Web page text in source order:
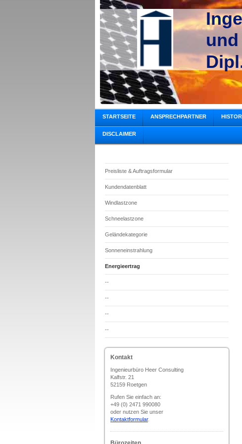
STARTSEITE ANSPRECHPARTNER
DISCLAIMER
Preisliste & Auftragsformular
Kundendatenblatt
Windlastzone
Schneelastzone
Geländekategorie
Sonneneinstrahlung
Energieertrag
--
--
--
--
Kontakt
Ingenieurbüro Heer Consulting
Kalfstr. 21
52159 Roetgen
Rufen Sie einfach an:
+49 (0) 2471 990080
oder nutzen Sie unser
Kontaktformular.